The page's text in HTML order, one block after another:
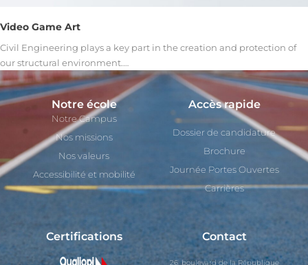
Video Game Art
Civil Engineering plays a key part in the creation and protection of
our structural environment.…
Notre école
Notre Campus
Nos missions
Nos valeurs
Accessibilité et mobilité
Accès rapide
Dossier de candidature
Brochure
Journée Portes Ouvertes
Carrières
Certifications Contact
26, boulevard de la République